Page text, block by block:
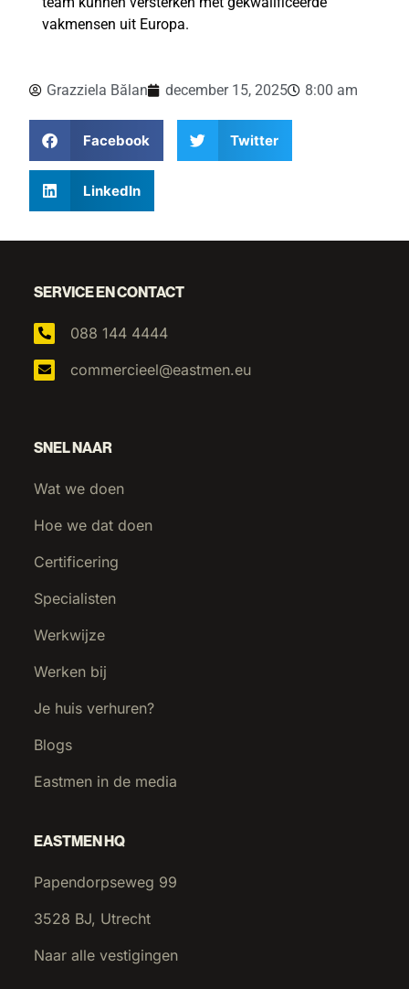
vakmensen uit Europa.
Grazziela Bălan december 15, 2025 8:00 am
Facebook Twitter
LinkedIn
SERVICE EN CONTACT
088 144 4444
commercieel@eastmen.eu
SNEL NAAR
Wat we doen
Hoe we dat doen
Certificering
Specialisten
Werkwijze
Werken bij
Je huis verhuren?
Blogs
Eastmen in de media
EASTMEN HQ
Papendorpseweg 99
3528 BJ, Utrecht
Naar alle vestigingen